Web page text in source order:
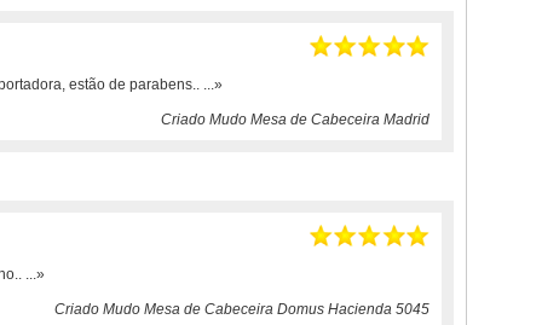
estão de parabens.. ...»
Criado Mudo Mesa de Cabeceira Madrid
...»
Criado Mudo Mesa de Cabeceira Domus Hacienda 5045